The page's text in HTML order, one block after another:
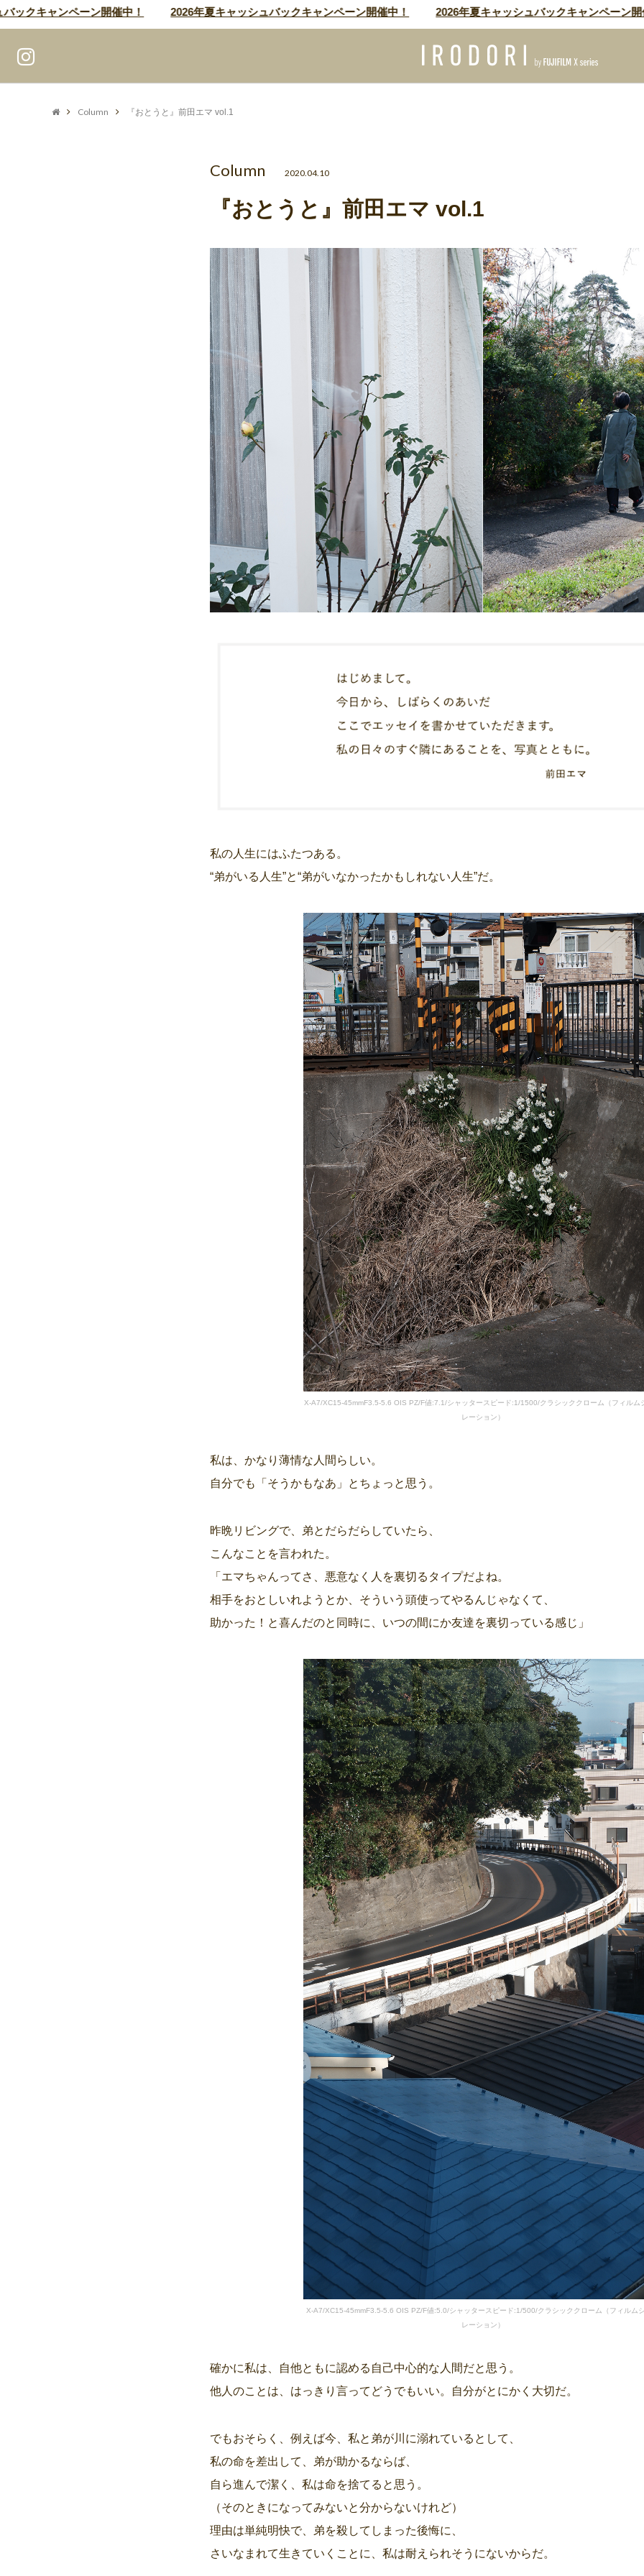
キャンペーン開催中！ 2026年夏キャッシュバックキャンペーン開催中！ 2026年夏キャッシュバックキャンペーン開催中
Column 『おとうと』前田エマ vol.1
Column 2020.04.10
『おとうと』前田エマ vol.1
私の人生にはふたつある。
“弟がいる人生”と“弟がいなかったかもしれない人生”だ。
X-A7/XC15-45mmF3.5-5.6 OIS PZ/F値:7.1/シャッタースピード:1/1500/クラシッククローム（フィルム
レーション）
私は、かなり薄情な人間らしい。
自分でも「そうかもなあ」とちょっと思う。
昨晩リビングで、弟とだらだらしていたら、
こんなことを言われた。
「エマちゃんってさ、悪意なく人を裏切るタイプだよね。
相手をおとしいれようとか、そういう頭使ってやるんじゃなくて、
助かった！と喜んだのと同時に、いつの間にか友達を裏切っている感じ」
X-A7/XC15-45mmF3.5-5.6 OIS PZ/F値:5.0/シャッタースピード:1/500/クラシッククローム（フィルム
レーション）
確かに私は、自他ともに認める自己中心的な人間だと思う。
他人のことは、はっきり言ってどうでもいい。自分がとにかく大切だ。
でもおそらく、例えば今、私と弟が川に溺れているとして、
私の命を差出して、弟が助かるならば、
自ら進んで潔く、私は命を捨てると思う。
（そのときになってみないと分からないけれど）
理由は単純明快で、弟を殺してしまった後悔に、
さいなまれて生きていくことに、私は耐えられそうにないからだ。